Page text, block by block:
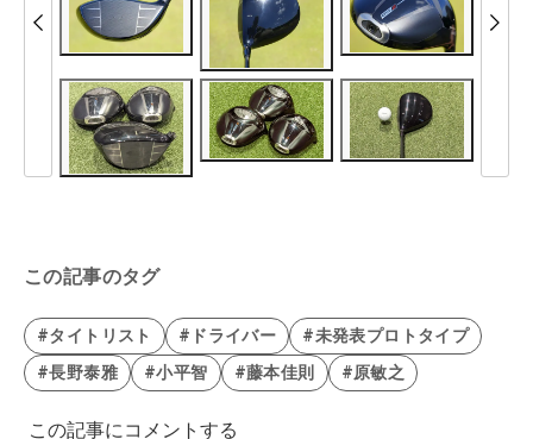
この記事のタグ
#タイトリスト #ドライバー
#未発表プロトタイプ
#長野泰雅
#小平智 #藤本佳則 #原敏之